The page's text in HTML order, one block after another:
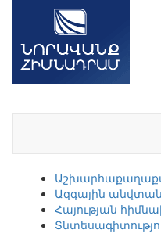
Ազգային
Հայության